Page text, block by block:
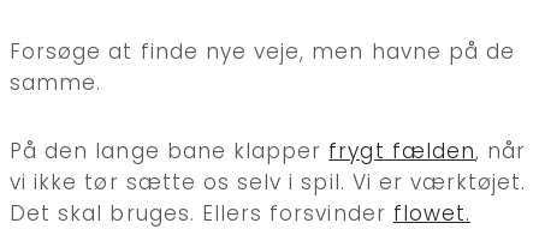
Forsøge at finde nye veje, men havne på de
samme.
På den lange bane klapper frygt fælden, når
vi ikke tør sætte os selv i spil. Vi er værktøjet.
Det skal bruges. Ellers forsvinder flowet.